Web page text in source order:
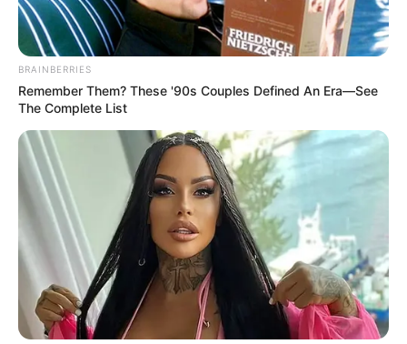
BRAINBERRIES
Remember Them? These '90s Couples Defined An Era—See
The Complete List